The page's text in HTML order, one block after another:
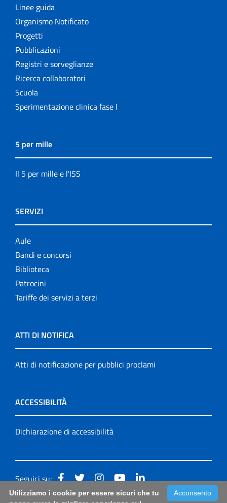
Linee guida
Organismo Notificato
Progetti
Pubblicazioni
Registri e sorveglianze
Ricerca collaboratori
Scuola
Sperimentazione clinica fase I
5 per mille
Il 5 per mille e l'ISS
SERVIZI
Aule
Bandi e concorsi
Biblioteca
Patrocini
Tariffe dei servizi a terzi
ATTI DI NOTIFICA
Atti di notificazione per pubblici proclami
ACCESSIBILITÀ
Dichiarazione di accessibilità
Seguici su:
Acconsento
Utilizziamo i cookie per essere sicuri che tu